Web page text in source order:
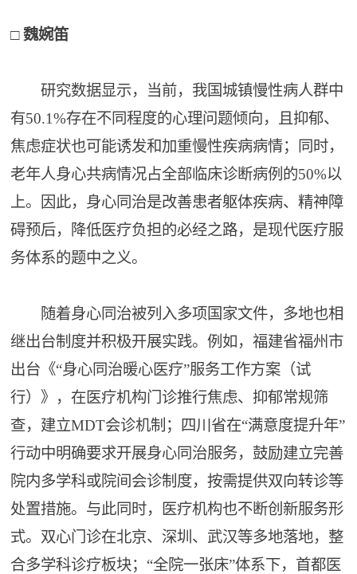
□ 魏婉笛
研究数据显示，当前，我国城镇慢性病人群中
有50.1%存在不同程度的心理问题倾向，且抑郁、
焦虑症状也可能诱发和加重慢性疾病病情；同时，
老年人身心共病情况占全部临床诊断病例的50%以
上。因此，身心同治是改善患者躯体疾病、精神障
碍预后，降低医疗负担的必经之路，是现代医疗服
务体系的题中之义。
随着身心同治被列入多项国家文件，多地也相
继出台制度并积极开展实践。例如，福建省福州市
出台《“身心同治暖心医疗”服务工作方案（试
行）》，在医疗机构门诊推行焦虑、抑郁常规筛
查，建立MDT会诊机制；四川省在“满意度提升年”
行动中明确要求开展身心同治服务，鼓励建立完善
院内多学科或院间会诊制度，按需提供双向转诊等
处置措施。与此同时，医疗机构也不断创新服务形
式。双心门诊在北京、深圳、武汉等多地落地，整
合多学科诊疗板块；“全院一张床”体系下，首都医